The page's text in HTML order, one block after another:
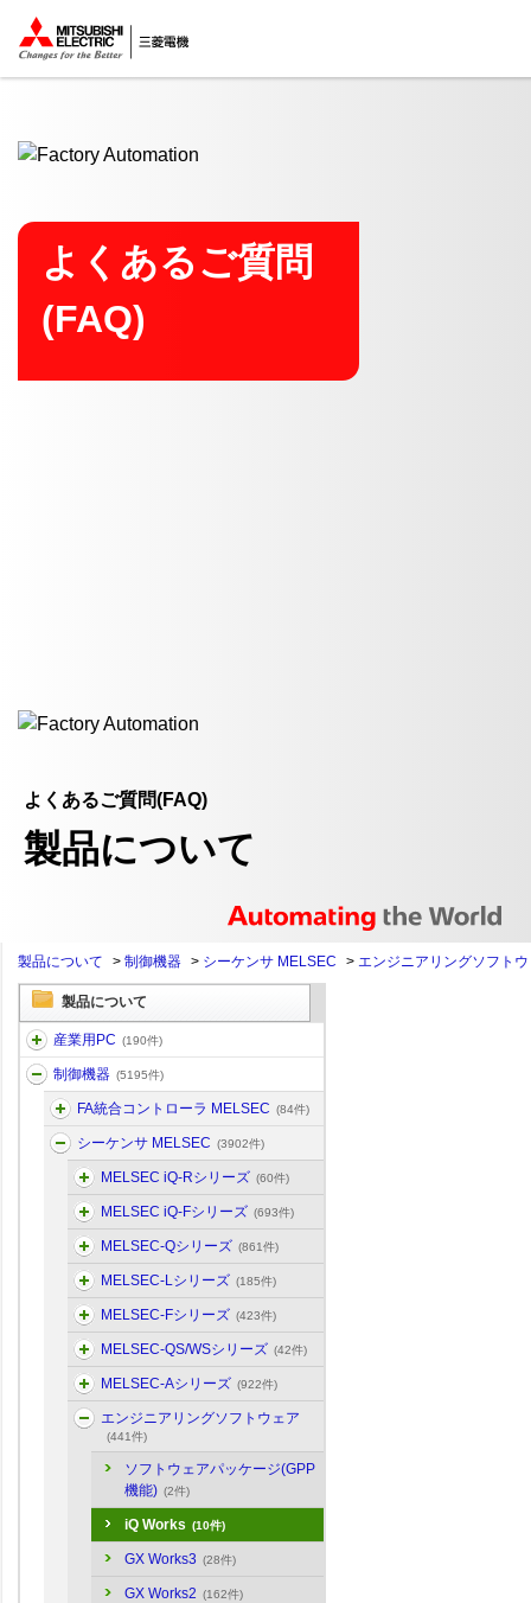
ここから本文
よくあるご質問
(FAQ)
よくあるご質問(FAQ)
製品について
製品について > 制御機器 > シーケンサ MELSEC > エンジニアリングソフト
製品について
産業用PC (190件)
制御機器 (5195件)
FA統合コントローラ MELSEC (84件)
シーケンサ MELSEC (3902件)
MELSEC iQ-Rシリーズ (60件)
MELSEC iQ-Fシリーズ (693件)
MELSEC-Qシリーズ (861件)
MELSEC-Lシリーズ (185件)
MELSEC-Fシリーズ (423件)
MELSEC-QS/WSシリーズ (42件)
MELSEC-Aシリーズ (922件)
エンジニアリングソフトウェア
(441件)
ソフトウェアパッケージ(GPP
機能) (2件)
iQ Works (10件)
GX Works3 (28件)
GX Works2 (162件)